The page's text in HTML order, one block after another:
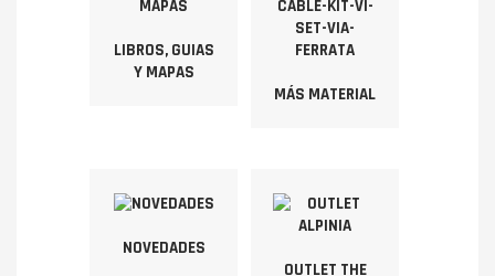
LIBROS, GUIAS
Y MAPAS
MÁS MATERIAL
NOVEDADES
OUTLET THE